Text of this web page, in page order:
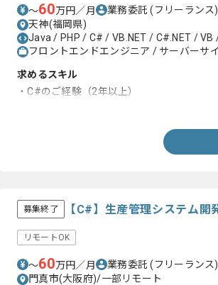
〜60万円／月 業務委託(フリーランス)
天神(福岡県)
Java / PHP / C# / VB.NET / C#.NET / VB
フロントエンドエンジニア / サーバーサ
求めるスキル
・C#のご経験（2年以上）
募集終了 【C#】生産管理システム
リモートOK
〜60万円／月 業務委託(フリーランス)
門真市(大阪府)/一部リモート